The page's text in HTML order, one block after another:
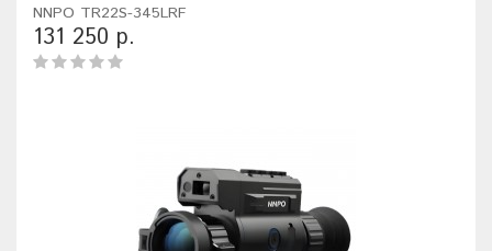
NNPO TR22S-345LRF
131 250 р.